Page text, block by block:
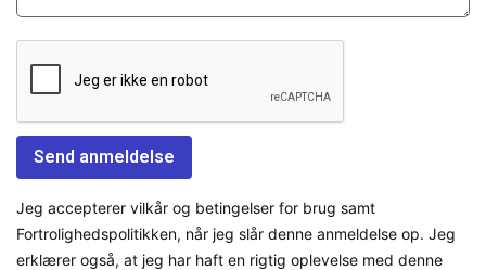
Jeg accepterer vilkår og betingelser for brug samt
Fortrolighedspolitikken, når jeg slår denne anmeldelse op. Jeg
erklærer også, at jeg har haft en rigtig oplevelse med denne